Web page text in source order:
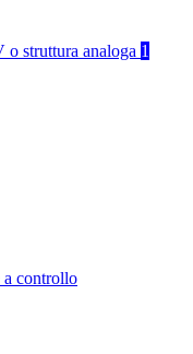
struttura analoga 1
a controllo